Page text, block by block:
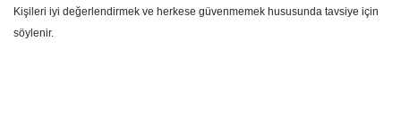
Kişileri iyi değerlendirmek ve herkese güvenmemek hususunda tavsiye için
söylenir.